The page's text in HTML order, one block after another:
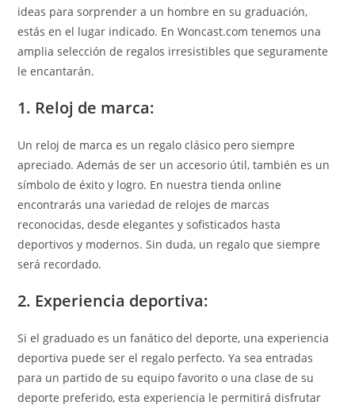
ideas para sorprender a un hombre en su graduación,
estás en el lugar indicado. En Woncast.com tenemos una
amplia selección de regalos irresistibles que seguramente
le encantarán.
1. Reloj de marca:
Un reloj de marca es un regalo clásico pero siempre
apreciado. Además de ser un accesorio útil, también es un
símbolo de éxito y logro. En nuestra tienda online
encontrarás una variedad de relojes de marcas
reconocidas, desde elegantes y sofisticados hasta
deportivos y modernos. Sin duda, un regalo que siempre
será recordado.
2. Experiencia deportiva:
Si el graduado es un fanático del deporte, una experiencia
deportiva puede ser el regalo perfecto. Ya sea entradas
para un partido de su equipo favorito o una clase de su
deporte preferido, esta experiencia le permitirá disfrutar